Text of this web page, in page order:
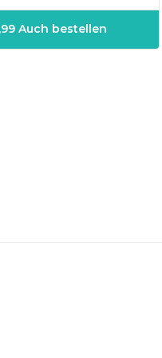
Auch bestellen